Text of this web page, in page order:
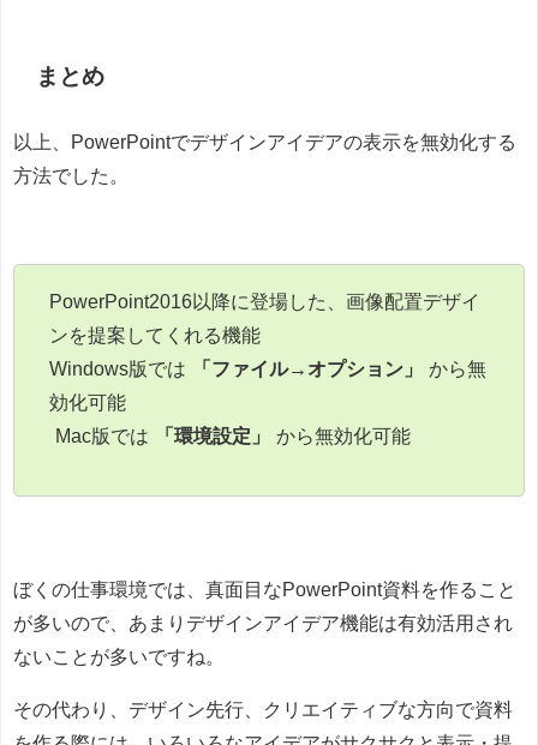
まとめ
以上、PowerPointでデザインアイデアの表示を無効化する
方法でした。
PowerPoint2016以降に登場した、画像配置デザイ
ンを提案してくれる機能
Windows版では
「ファイル→オプション」
から無
効化可能
Mac版では
「環境設定」 から無効化可能
ぼくの仕事環境では、真面目なPowerPoint資料を作ること
が多いので、あまりデザインアイデア機能は有効活用され
ないことが多いですね。
その代わり、デザイン先行、クリエイティブな方向で資料